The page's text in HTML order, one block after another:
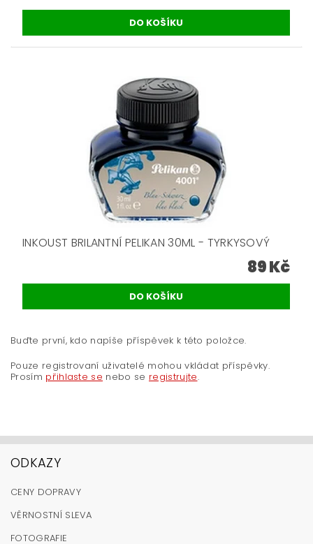
INKOUST BRILANTNÍ PELIKAN 30ML - TYRKYSOVÝ
89 Kč
Buďte první, kdo napíše příspěvek k této položce.
Pouze registrovaní uživatelé mohou vkládat příspěvky.
Prosím přihlaste se nebo se registrujte.
ODKAZY
CENY DOPRAVY
VĚRNOSTNÍ SLEVA
FOTOGRAFIE